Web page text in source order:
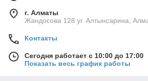
г. Алматы
Жандосова 128 уг. Алтынсарина,
Контакты
Сегодня работает с 10:00 до 17:00
Показать весь график работы